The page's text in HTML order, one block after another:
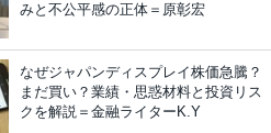
みと不公平感の正体＝原彰宏
なぜジャパンディスプレイ株価急騰？
まだ買い？業績・思惑材料と投資リス
クを解説＝金融ライターK.Y